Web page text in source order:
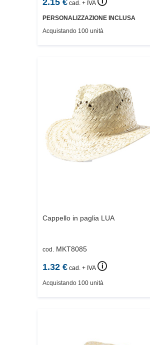
cad. + IVA
PERSONALIZZAZIONE INCLUSA
Acquistando 100 unità
Cappello in paglia LUA
cod. MKT8085
1.32 € cad. + IVA 🛈
Acquistando 100 unità